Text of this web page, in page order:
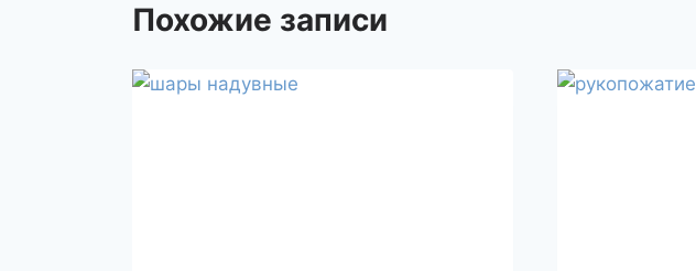
Похожие записи